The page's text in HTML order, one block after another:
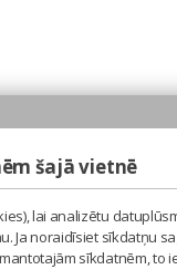
šajā vietnē
lai analizētu
Ja noraidīsiet sīkdatņu
sīkdatnēm,